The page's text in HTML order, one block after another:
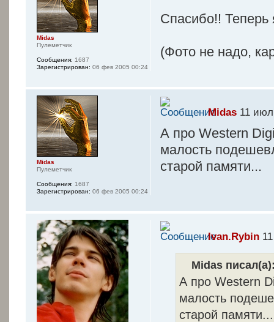
Спасибо!! Теперь
(Фото не надо,
Midas
Пулеметчик
Сообщения: 1687
Зарегистрирован: 06 фев 2005 00:24
Midas 11
А про Western
малость
старой памяти...
Midas
Пулеметчик
Сообщения: 1687
Зарегистрирован: 06 фев 2005 00:24
Ivan.Rybin
Midas
А про Western
малость
старой памяти...